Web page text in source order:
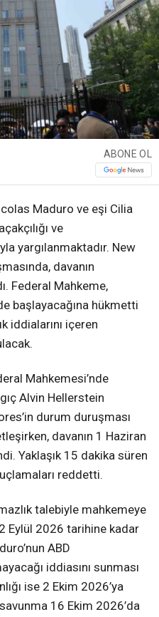
ABONE OL
Maduro ve eşi Cilia
ve
yargılanmaktadır. New
davanın
Federal Mahkeme,
başlayacağına hükmetti
iddialarını içeren
Mahkemesi’nde
Alvin Hellerstein
durum duruşması
davanın 1 Haziran
Yaklaşık 15 dakika süren
reddetti.
talebiyle mahkemeye
Eylül 2026 tarihine kadar
ABD
iddiasını sunması
ise 2 Ekim 2026’ya
16 Ekim 2026’da